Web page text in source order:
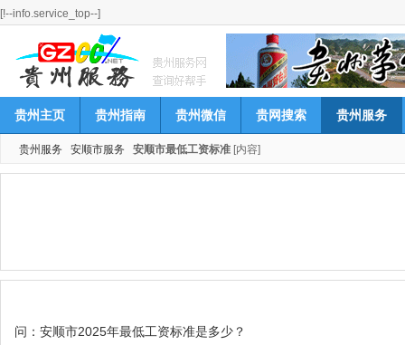
[!--info.service_top--]
贵州主页 贵州指南 贵州微信 贵网搜索 贵州服务
贵州服务 安顺市服务 安顺市最低工资标准 [内容]
问：安顺市2025年最低工资标准是多少？